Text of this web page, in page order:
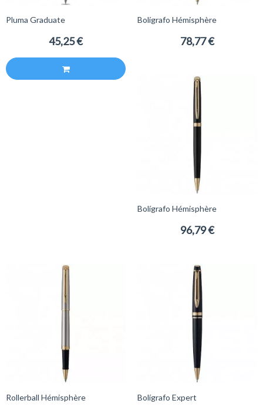
Pluma Graduate
45,25 €
Bolígrafo Hémisphère
78,77 €
Bolígrafo Hémisphère
96,79 €
Rollerball Hémisphère Bolígrafo Expert